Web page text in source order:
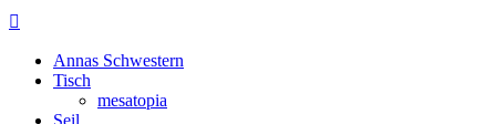

Annas Schwestern
Tisch
mesatopia
Seil